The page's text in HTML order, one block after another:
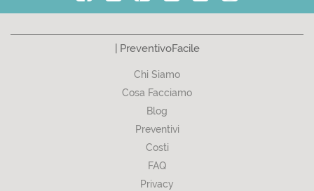
| PreventivoFacile
Chi Siamo
Cosa Facciamo
Blog
Preventivi
Costi
FAQ
Privacy